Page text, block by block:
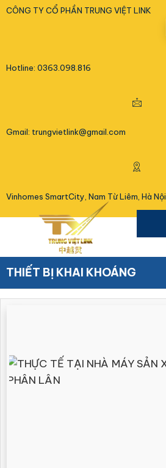
CÔNG TY CỔ PHẦN TRUNG VIỆT LINK
Hotline: 0363.098.816
Gmail: trungvietlink@gmail.com
Vinhomes SmartCity, Nam Từ Liêm, Hà Nội
THIẾT BỊ KHAI KHOÁNG